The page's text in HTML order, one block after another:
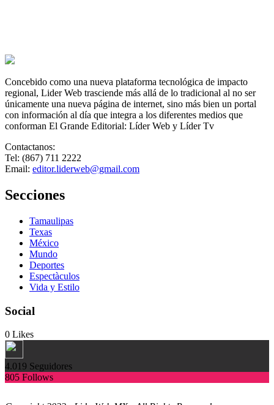
Concebido como una nueva plataforma tecnológica de impacto
regional, Lider Web trasciende más allá de lo tradicional al no ser
únicamente una nueva página de internet, sino más bien un portal
con información al día que integra a los diferentes medios que
conforman El Grande Editorial: Líder Web y Líder Tv
Contactanos:
Tel: (867) 711 2222
Email: editor.liderweb@gmail.com
Secciones
Tamaulipas
Texas
México
Mundo
Deportes
Espectàculos
Vida y Estilo
Social
0 Likes
4.019 Seguidores
805 Follows